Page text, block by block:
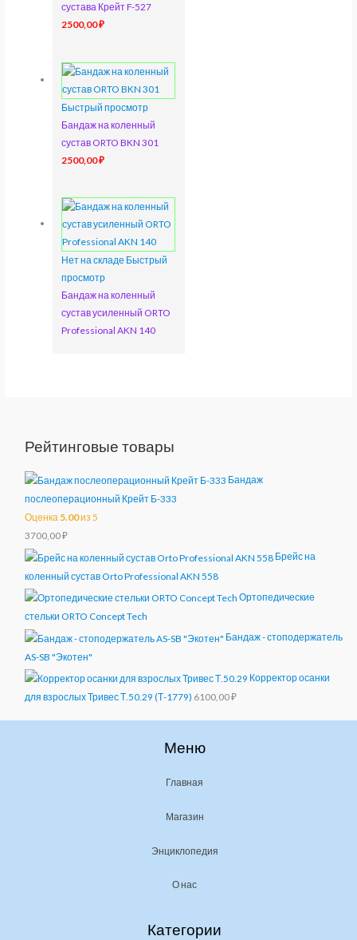
сустава Крейт F-527
2500,00₽
Быстрый просмотр
Бандаж на коленный
сустав ORTO BKN 301
2500,00₽
Нет на складе Быстрый
просмотр
Бандаж на коленный
сустав усиленный ORTO
Professional AKN 140
Рейтинговые товары
Бандаж
послеоперационный Крейт Б-333
Оценка 5.00из 5
3700,00₽
Брейс на
коленный сустав Orto Professional AKN 558
Ортопедические
стельки ORTO Concept Tech
Бандаж - стоподержатель
AS-SB "Экотен"
Корректор осанки
для взрослых Тривес Т.50.29 (Т-1779) 6100,00₽
Меню
Главная
Магазин
Энциклопедия
О нас
Категории